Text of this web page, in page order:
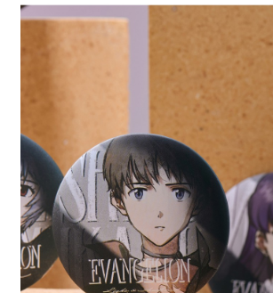
２．關於個人資料處理事宜，請瀏覽以下網址：
３．未成年的使用者請事先徵得法定代理人或監護人
「AFTEE先享後付」，若未經同意申辦者引起之損失
４．使用「AFTEE先享後付」時，將依據個別帳號之
時審查核予不同之上限額度；若仍有額度不足之情形
５．嚴禁一人註冊多個帳號或使用他人資訊註冊。若
恩沛科技股份有限公司將有權停止該用戶之使用額度